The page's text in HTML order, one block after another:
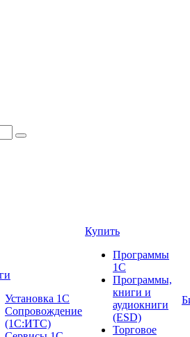
Установка 1С
Сопровождение
(1С:ИТС)
Купить
Программы
1С
Программы,
книги и
аудиокниги
(ESD)
Торговое